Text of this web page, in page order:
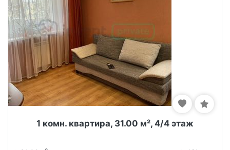
1 комн. квартира, 31.00 м², 4/4 этаж